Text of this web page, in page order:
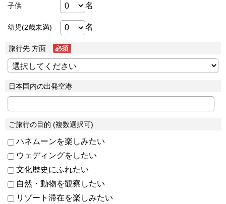
子供 名
幼児(2歳未満) 名
旅行先 方面
日本国内の出発空港
ご旅行の目的 (複数選択可)
ハネムーンを楽しみたい
ウェディングをしたい
文化歴史にふれたい
自然・動物を観察したい
リゾート滞在を楽しみたい